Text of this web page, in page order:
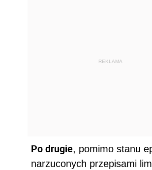
REKLAMA
Po drugie, pomimo stanu
narzuconych przepisami